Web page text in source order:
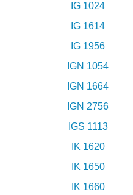
IG 1024
IG 1614
IG 1956
IGN 1054
IGN 1664
IGN 2756
IGS 1113
IK 1620
IK 1650
IK 1660